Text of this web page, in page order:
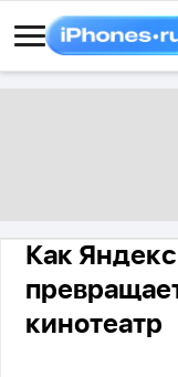
Как
кинотеатр